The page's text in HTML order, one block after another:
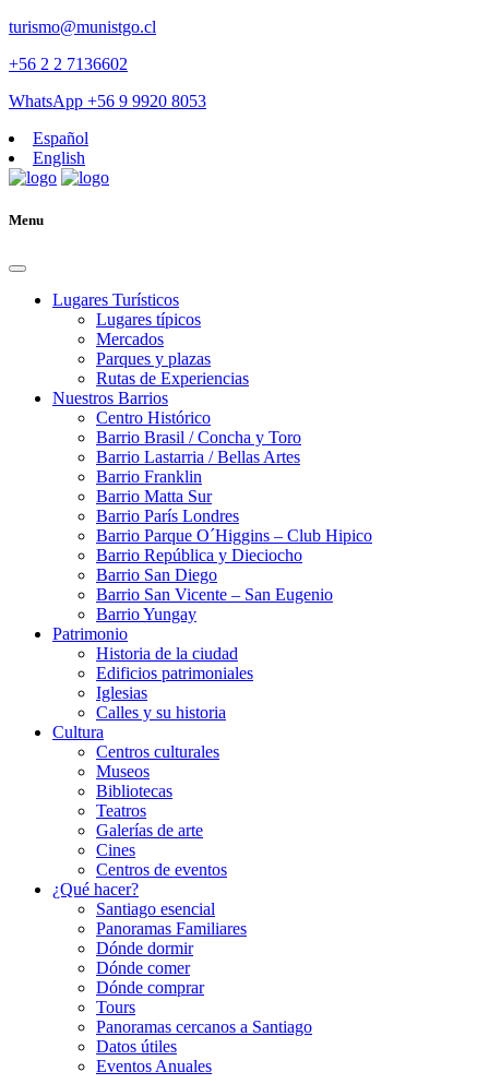
turismo@munistgo.cl
+56 2 2 7136602
WhatsApp +56 9 9920 8053
Español
English
Menu
Lugares Turísticos
Lugares tí­picos
Mercados
Parques y plazas
Rutas de Experiencias
Nuestros Barrios
Centro Histórico
Barrio Brasil / Concha y Toro
Barrio Lastarria / Bellas Artes
Barrio Franklin
Barrio Matta Sur
Barrio Parí­s Londres
Barrio Parque O´Higgins – Club Hipico
Barrio República y Dieciocho
Barrio San Diego
Barrio San Vicente – San Eugenio
Barrio Yungay
Patrimonio
Historia de la ciudad
Edificios patrimoniales
Iglesias
Calles y su historia
Cultura
Centros culturales
Museos
Bibliotecas
Teatros
Galerí­as de arte
Cines
Centros de eventos
¿Qué hacer?
Santiago esencial
Panoramas Familiares
Dónde dormir
Dónde comer
Dónde comprar
Tours
Panoramas cercanos a Santiago
Datos útiles
Eventos Anuales